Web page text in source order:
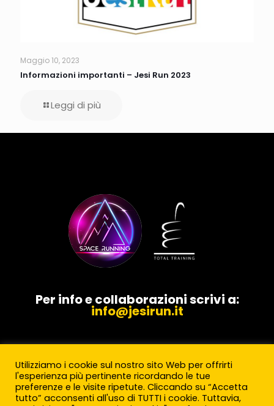
Maggio 10, 2023
Informazioni importanti – Jesi Run 2023
Leggi di più
Per info e collaborazioni scrivi a:
info@jesirun.it
Utilizziamo i cookie sul nostro sito Web per offrirti
l'esperienza più pertinente ricordando le tue
preferenze e le visite ripetute. Cliccando su “Accetta
tutto” acconsenti all'uso di TUTTI i cookie. Tuttavia,